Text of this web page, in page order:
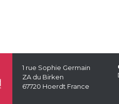
1 rue Sophie Germain
ZA du Birken
67720 Hoerdt France